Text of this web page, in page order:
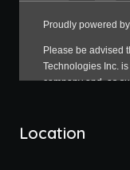
Location